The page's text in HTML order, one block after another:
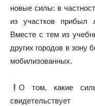
новые силы: в
из участков прибыл
Вместе с тем из
других городов в зону
мобилизованных.
О том, какие